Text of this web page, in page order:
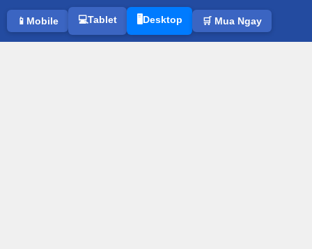
📱Mobile 💻Tablet 🖥️Desktop 🛒 Mua Ngay